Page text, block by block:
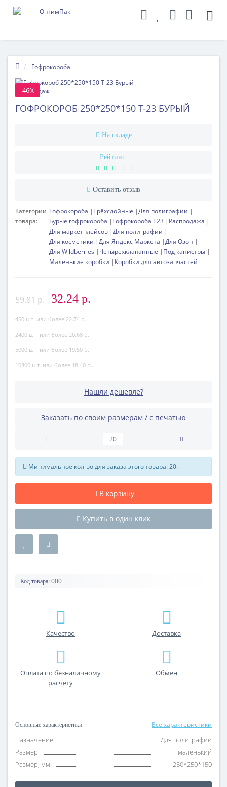
Гофрокороба
-46%
Хит продаж
ГОФРОКОРОБ 250*250*150 T-23 БУРЫЙ
На складе
Рейтинг:
Оставить отзыв
Категории
товара:
Гофрокороба Трёхслойные
Для полиграфии
Бурые гофрокороба
Гофрокороба Т23
Распродажа
Для маркетплейсов Для полиграфии
Для косметики
Для Яндекс Маркета
Для Озон
Для Wildberries
Четырехклапанные
Под канистры
Маленькие коробки
Коробки для автозапчастей
59.81 р. 32.24 р.
450 шт. или более 22.74 р.
2400 шт. или более 20.68 р.
5000 шт. или более 19.50 р.
10800 шт. или более 18.40 р.
Нашли дешевле?
Заказать по своим размерам / с печатью
Минимальное кол-во для заказа этого товара: 20.
В корзину
Купить в один клик
Код товара: 000
Качество Доставка
Оплата по безналичному
расчету
Обмен
Основные характеристики Все характеристики
Назначение:
Для полиграфии
Размер:
маленький
Размер, мм:
250*250*150